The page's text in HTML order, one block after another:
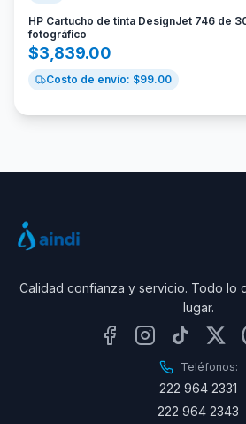
HP Cartucho de tinta DesignJet 746 de
fotográfico
$3,839.00
Costo de envío: $99.00
Calidad confianza y servicio. Todo lo
lugar.
Teléfonos:
222 964 2331
222 964 2343